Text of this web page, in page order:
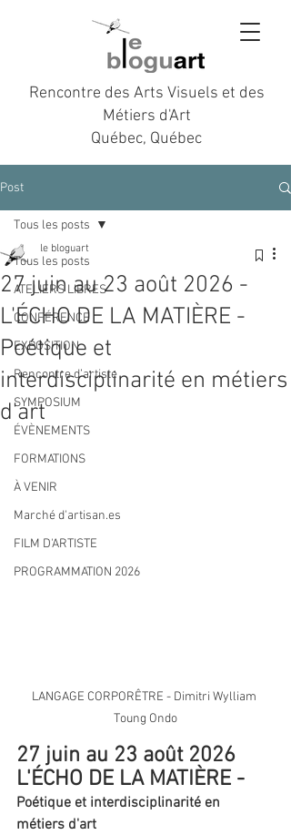
Rencontre des Arts Visuels et des
Métiers d'Art
Québec, Québec
Post
Tous les posts
ATELIERS LIBRES
CONFÉRENCE
EXPOSITION
Rencontre d’artiste
SYMPOSIUM
ÉVÈNEMENTS
FORMATIONS
À VENIR
Marché d'artisan.es
FILM D'ARTISTE
PROGRAMMATION 2026
Tous les posts
27 juin au 23 août 2026 -
L'ÉCHO DE LA MATIÈRE -
Poétique et
interdisciplinarité en métiers
d'art
le bloguart
LANGAGE CORPORÊTRE - Dimitri Wylliam
Toung Ondo
27 juin au 23 août 2026
L'ÉCHO DE LA MATIÈRE -
Poétique et interdisciplinarité en
métiers d'art